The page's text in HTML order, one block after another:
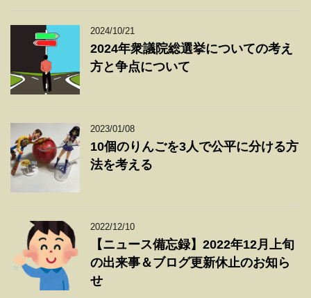
2024/10/21
2024年衆議院総選挙についての考え
方と争点について
2023/01/08
10個のりんごを3人で公平に分ける方
法を考える
2022/12/10
【ニュース備忘録】2022年12月上旬
の出来事＆ブログ更新休止のお知ら
せ